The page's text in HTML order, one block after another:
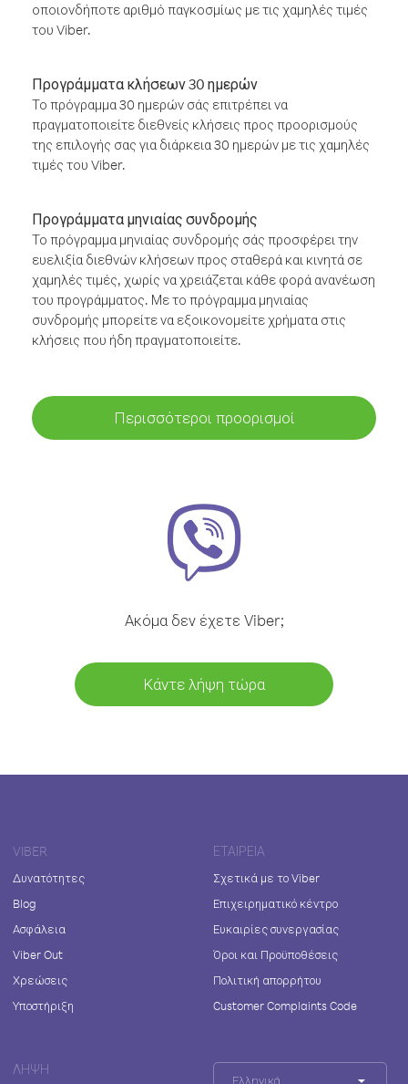
οποιονδήποτε αριθμό παγκοσμίως με τις χαμηλές τιμές
του Viber.
Προγράμματα κλήσεων 30 ημερών
Το πρόγραμμα 30 ημερών σάς επιτρέπει να
πραγματοποιείτε διεθνείς κλήσεις προς προορισμούς
της επιλογής σας για διάρκεια 30 ημερών με τις χαμηλές
τιμές του Viber.
Προγράμματα μηνιαίας συνδρομής
Το πρόγραμμα μηνιαίας συνδρομής σάς προσφέρει την
ευελιξία διεθνών κλήσεων προς σταθερά και κινητά σε
χαμηλές τιμές, χωρίς να χρειάζεται κάθε φορά ανανέωση
του προγράμματος. Με το πρόγραμμα μηνιαίας
συνδρομής μπορείτε να εξοικονομείτε χρήματα στις
κλήσεις που ήδη πραγματοποιείτε.
Περισσότεροι προορισμοί
Ακόμα δεν έχετε Viber;
Κάντε λήψη τώρα
VIBER
Δυνατότητες
Blog
Ασφάλεια
Viber Out
Χρεώσεις
Υποστήριξη
ΕΤΑΙΡΕΊΑ
Σχετικά με το Viber
Επιχειρηματικό κέντρο
Ευκαιρίες συνεργασίας
Όροι και Προϋποθέσεις
Πολιτική απορρήτου
Customer Complaints Code
ΛΉΨΗ
Ελληνικά